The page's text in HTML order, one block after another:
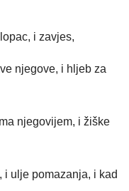
i zavjes,
njegove, i hljeb za
njegovijem, i žiške
i ulje pomazanja, i kad